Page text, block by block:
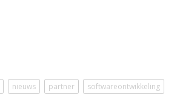
nieuws partner softwareontwikkeling